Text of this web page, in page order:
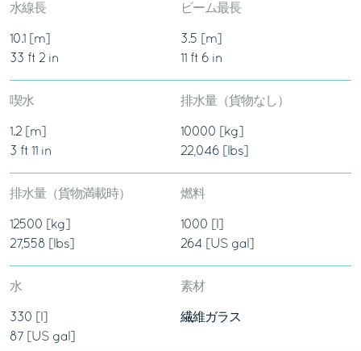
水線長
10.1 [m]
33 ft 2 in
ビーム最長
3.5 [m]
11 ft 6 in
喫水
1.2 [m]
3 ft 11 in
排水量（貨物なし）
10000 [kg]
22,046 [lbs]
排水量（貨物満載時）
12500 [kg]
27,558 [lbs]
燃料
1000 [l]
264 [US gal]
水
330 [l]
87 [US gal]
素材
繊維ガラス